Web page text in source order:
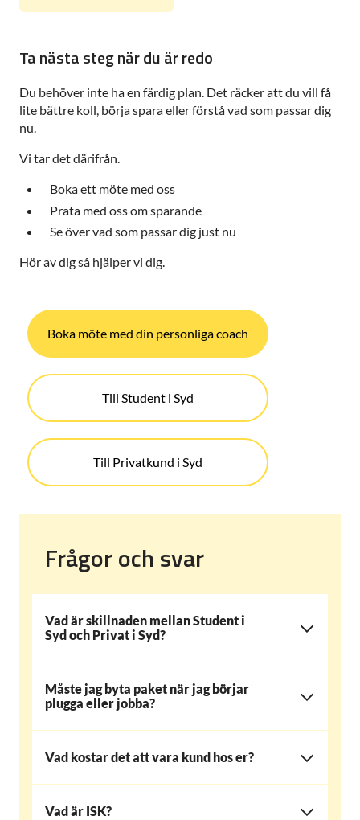
Ta nästa steg när du är redo
Du behöver inte ha en färdig plan. Det räcker att du vill få
lite bättre koll, börja spara eller förstå vad som passar dig
nu.
Vi tar det därifrån.
Boka ett möte med oss
Prata med oss om sparande
Se över vad som passar dig just nu
Hör av dig så hjälper vi dig.
Boka möte med din personliga coach
Till Student i Syd
Till Privatkund i Syd
Frågor och svar
Vad är skillnaden mellan Student i
Syd och Privat i Syd?
Måste jag byta paket när jag börjar
plugga eller jobba?
Vad kostar det att vara kund hos er?
Vad är ISK?